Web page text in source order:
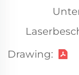
Drawing: